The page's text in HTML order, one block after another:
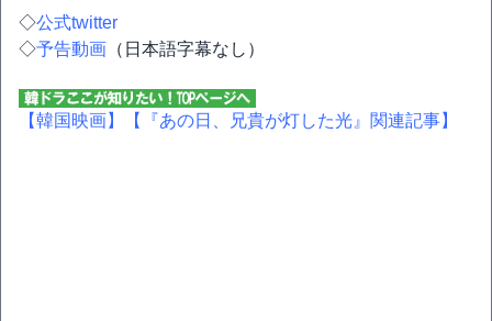
◇公式twitter
◇予告動画 （日本語字幕なし）
【韓国映画】 【『あの日、兄貴が灯した光』関連記事】